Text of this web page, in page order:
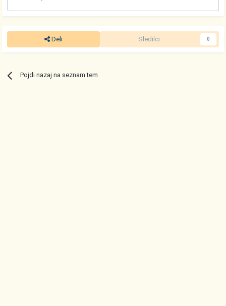
Deli Sledilci 0
Pojdi nazaj na seznam tem